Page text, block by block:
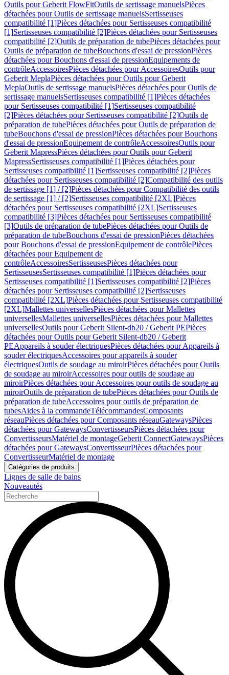
Outils pour Geberit FlowFitOutils de sertissage manuelsPièces
détachées pour Outils de sertissage manuelsSertisseuses
compatibilité [1]Pièces détachées pour Sertisseuses compatibilité
[1]Sertisseuses compatibilité [2]Pièces détachées pour Sertisseuses
compatibilité [2]Outils de préparation de tubePièces détachées pour
Outils de préparation de tubeBouchons d'essai de pressionPièces
détachées pour Bouchons d'essai de pressionEquipements de
contrôleAccessoiresPièces détachées pour AccessoiresOutils pour
Geberit MeplaPièces détachées pour Outils pour Geberit
MeplaOutils de sertissage manuelsPièces détachées pour Outils de
sertissage manuelsSertisseuses compatibilité [1]Pièces détachées
pour Sertisseuses compatibilité [1]Sertisseuses compatibilité
[2]Pièces détachées pour Sertisseuses compatibilité [2]Outils de
préparation de tubePièces détachées pour Outils de préparation de
tubeBouchons d'essai de pressionPièces détachées pour Bouchons
d'essai de pressionEquipement de contrôleAccessoiresOutils pour
Geberit MapressPièces détachées pour Outils pour Geberit
MapressSertisseuses compatibilité [1]Pièces détachées pour
Sertisseuses compatibilité [1]Sertisseuses compatibilité [2]Pièces
détachées pour Sertisseuses compatibilité [2]Compatibilité des outils
de sertissage [1] / [2]Pièces détachées pour Compatibilité des outils
de sertissage [1] / [2]Sertisseuses compatibilité [2XL]Pièces
détachées pour Sertisseuses compatibilité [2XL]Sertisseuses
compatibilité [3]Pièces détachées pour Sertisseuses compatibilité
[3]Outils de préparation de tubePièces détachées pour Outils de
préparation de tubeBouchons d'essai de pressionPièces détachées
pour Bouchons d'essai de pressionEquipement de contrôlePièces
détachées pour Equipement de
contrôleAccessoiresSertisseusesPièces détachées pour
SertisseusesSertisseuses compatibilité [1]Pièces détachées pour
Sertisseuses compatibilité [1]Sertisseuses compatibilité [2]Pièces
détachées pour Sertisseuses compatibilité [2]Sertisseuses
compatibilité [2XL]Pièces détachées pour Sertisseuses compatibilité
[2XL]Mallettes universellesPièces détachées pour Mallettes
universellesMallettes universellesPièces détachées pour Mallettes
universellesOutils pour Geberit Silent-db20 / Geberit PEPièces
détachées pour Outils pour Geberit Silent-db20 / Geberit
PEAppareils à souder électriquesPièces détachées pour Appareils à
souder électriquesAccessoires pour appareils à souder
électriquesOutils de soudage au miroirPièces détachées pour Outils
de soudage au miroirAccessoires pour outils de soudage au
miroirPièces détachées pour Accessoires pour outils de soudage au
miroirOutils de préparation de tubePièces détachées pour Outils de
préparation de tubeAccessoires pour outils de préparation de
tubesAides à la commandeTélécommandesComposants
réseauPièces détachées pour Composants réseauGatewaysPièces
détachées pour GatewaysConvertisseursPièces détachées pour
ConvertisseursMatériel de montageGeberit ConnectGatewaysPièces
détachées pour GatewaysConvertisseurPièces détachées pour
ConvertisseurMatériel de montage
Catégories de produits
Lignes de salle de bains
Nouveautés